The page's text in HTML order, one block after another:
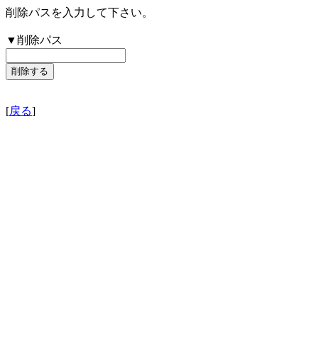
削除パスを入力して下さい。
▼削除パス
[戻る]